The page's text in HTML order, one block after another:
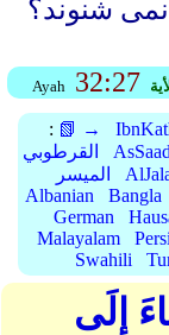
Ayah 32:27
: 📗 →
القرطوبي
الميسر
Albanian
Bangla
German
Malayalam
Swahili
إِلَى